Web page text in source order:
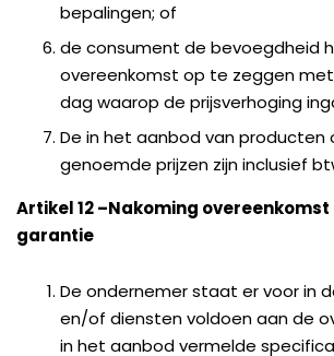
bepalingen; of
de consument de bevoegdheid
overeenkomst op te zeggen
dag waarop de prijsverhoging
De in het aanbod van producten
genoemde prijzen zijn inclusief
Artikel 12–Nakoming overeenkomst
garantie
De ondernemer staat er voor in
en/of diensten voldoen aan de
in het aanbod vermelde